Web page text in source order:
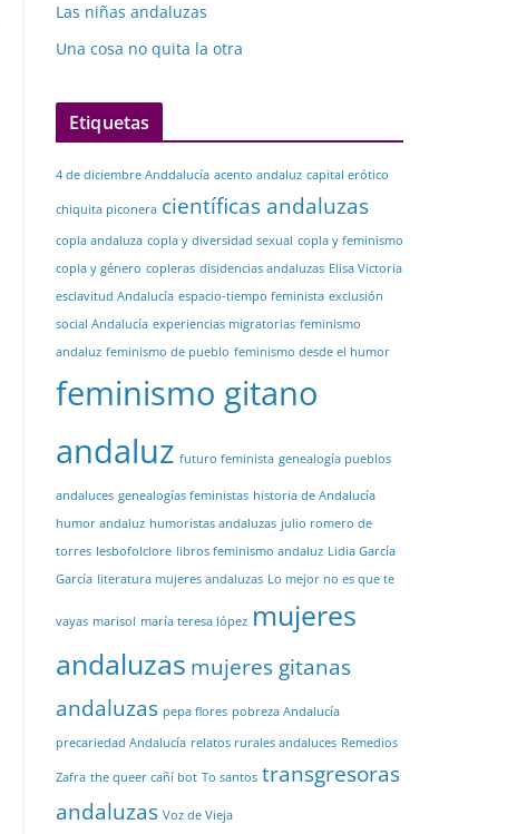
Las niñas andaluzas
Una cosa no quita la otra
Etiquetas
4 de diciembre Anddalucía acento andaluz capital erótico
chiquita piconera científicas andaluzas
copla andaluza copla y diversidad sexual copla y feminismo
copla y género copleras disidencias andaluzas Elisa Victoria
esclavitud Andalucía espacio-tiempo feminista exclusión
social Andalucía experiencias migratorias feminismo
andaluz feminismo de pueblo feminismo desde el humor
feminismo gitano
andaluz futuro feminista genealogía pueblos
andaluces genealogías feministas historia de Andalucía
humor andaluz humoristas andaluzas julio romero de
torres lesbofolclore libros feminismo andaluz Lidia García
García literatura mujeres andaluzas Lo mejor no es que te
vayas marisol maría teresa lópez mujeres
andaluzas mujeres gitanas
andaluzas pepa flores pobreza Andalucía
precariedad Andalucía relatos rurales andaluces Remedios
Zafra the queer cañí bot To santos transgresoras
andaluzas Voz de Vieja